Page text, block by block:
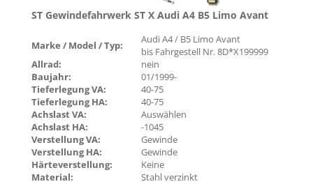
ST Gewindefahrwerk ST X Audi A4 B5 Limo Avant
Marke / Model / Typ:
Audi A4 / B5 Limo Avant
bis Fahrgestell Nr. 8D*X199999
Allrad:
nein
Baujahr:
01/1999-
Tieferlegung VA:
40-75
Tieferlegung HA:
40-75
Achslast VA:
Auswählen
Achslast HA:
-1045
Verstellung VA:
Gewinde
Verstellung HA:
Gewinde
Härteverstellung:
Keine
Material:
Stahl verzinkt